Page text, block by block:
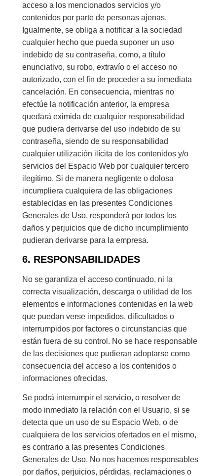
acceso a los mencionados servicios y/o
contenidos por parte de personas ajenas.
Igualmente, se obliga a notificar a la sociedad
cualquier hecho que pueda suponer un uso
indebido de su contraseña, como, a título
enunciativo, su robo, extravío o el acceso no
autorizado, con el fin de proceder a su inmediata
cancelación. En consecuencia, mientras no
efectúe la notificación anterior, la empresa
quedará eximida de cualquier responsabilidad
que pudiera derivarse del uso indebido de su
contraseña, siendo de su responsabilidad
cualquier utilización ilícita de los contenidos y/o
servicios del Espacio Web por cualquier tercero
ilegítimo. Si de manera negligente o dolosa
incumpliera cualquiera de las obligaciones
establecidas en las presentes Condiciones
Generales de Uso, responderá por todos los
daños y perjuicios que de dicho incumplimiento
pudieran derivarse para la empresa.
6. RESPONSABILIDADES
No se garantiza el acceso continuado, ni la
correcta visualización, descarga o utilidad de los
elementos e informaciones contenidas en la web
que puedan verse impedidos, dificultados o
interrumpidos por factores o circunstancias que
están fuera de su control. No se hace responsable
de las decisiones que pudieran adoptarse como
consecuencia del acceso a los contenidos o
informaciones ofrecidas.
Se podrá interrumpir el servicio, o resolver de
modo inmediato la relación con el Usuario, si se
detecta que un uso de su Espacio Web, o de
cualquiera de los servicios ofertados en el mismo,
es contrario a las presentes Condiciones
Generales de Uso. No nos hacemos responsables
por daños, perjuicios, pérdidas, reclamaciones o